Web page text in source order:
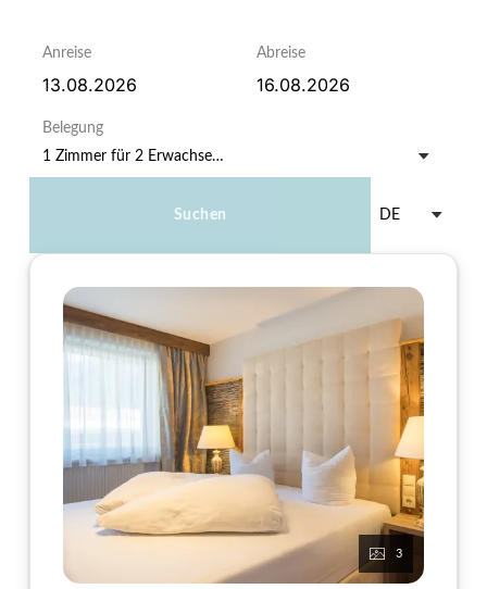
Anreise Abreise
Belegung
1 Zimmerfür 2 Erwachsene
Suchen DE
3